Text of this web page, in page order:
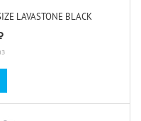
LAVASTONE BLACK